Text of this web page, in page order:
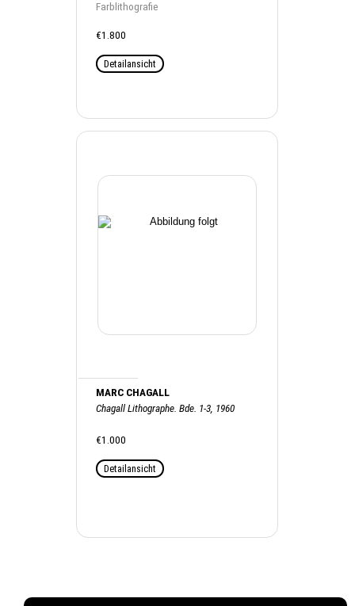
Farblithografie
€1.800
Detailansicht
MARC CHAGALL
Chagall Lithographe. Bde. 1-3, 1960
€1.000
Detailansicht